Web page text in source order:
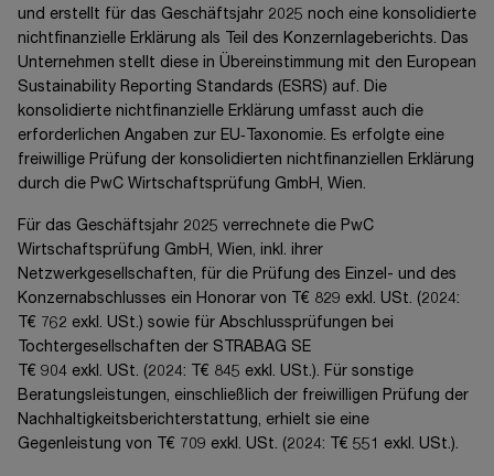
und erstellt für das Geschäftsjahr 2025 noch eine konsolidierte
nichtfinanzielle Erklärung als Teil des Konzernlageberichts. Das
Unternehmen stellt diese in Übereinstimmung mit den European
Sustainability Reporting Standards (ESRS) auf. Die
konsolidierte nichtfinanzielle Erklärung umfasst auch die
erforderlichen Angaben zur EU‑Taxonomie. Es erfolgte eine
freiwillige Prüfung der konsolidierten nichtfinanziellen Erklärung
durch die PwC Wirtschaftsprüfung GmbH, Wien.
Für das Geschäftsjahr 2025 verrechnete die PwC
Wirtschaftsprüfung GmbH, Wien, inkl. ihrer
Netzwerkgesellschaften, für die Prüfung des Einzel- und des
Konzernabschlusses ein Honorar von
T€ 829 exkl. USt. (2024:
T€ 762 exkl. USt.) sowie für Abschlussprüfungen bei
Tochtergesellschaften der STRABAG SE
T€ 904 exkl. USt. (2024: T€ 845 exkl. USt.). Für sonstige
Beratungsleistungen, einschließlich der freiwilligen Prüfung der
Nachhaltigkeitsberichterstattung, erhielt sie eine
Gegenleistung von
T€ 709 exkl. USt. (2024: T€ 551 exkl. USt.).